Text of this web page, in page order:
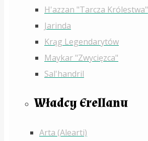
H'azzan "Tarcza Królestwa"
Jarinda
Krąg Legendarytów
Maykar "Zwycięzca"
Sal'handril
Władcy Erellanu
Arta (Alearti)